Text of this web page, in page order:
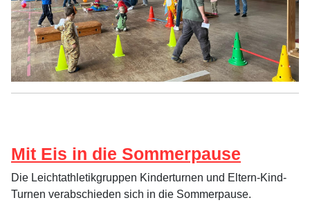
Mit Eis in die Sommerpause
Die Leichtathletikgruppen Kinderturnen und Eltern-Kind-
Turnen verabschieden sich in die Sommerpause.